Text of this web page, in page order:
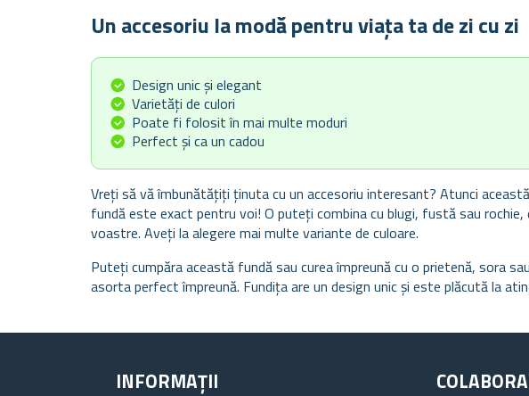
Un accesoriu la modă pentru viața ta de zi cu zi
Design unic și elegant
Varietăți de culori
Poate fi folosit în mai multe moduri
Perfect și ca un cadou
Vreți să vă îmbunătățiți ținuta cu un accesoriu interesant? Atunci
fundă este exact pentru voi! O puteți combina cu blugi, fustă sau rochie,
voastre. Aveți la alegere mai multe variante de culoare.
Puteți cumpăra această fundă sau curea împreună cu o prietenă, sora
asorta perfect împreună. Fundița are un design unic și este plăcută la
INFORMAȚII